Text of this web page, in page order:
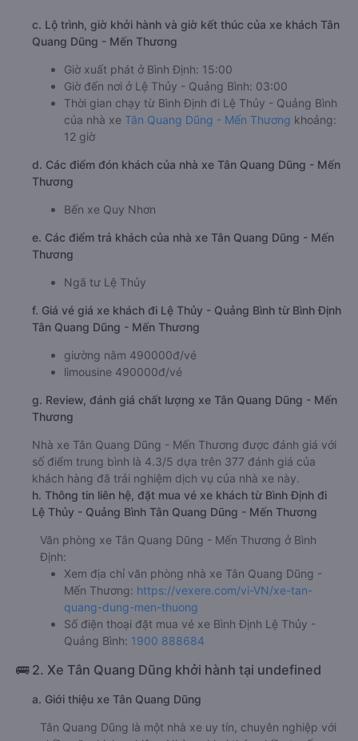
c. Lộ trình, giờ khởi hành và giờ kết thúc của xe khách Tân
Quang Dũng - Mến Thương
Giờ xuất phát ở Bình Định: 15:00
Giờ đến nơi ở Lệ Thủy - Quảng Bình: 03:00
Thời gian chạy từ Bình Định đi Lệ Thủy - Quảng Bình
của nhà xe Tân Quang Dũng - Mến Thương khoảng:
12 giờ
d. Các điểm đón khách của nhà xe Tân Quang Dũng - Mến
Thương
Bến xe Quy Nhơn
e. Các điểm trả khách của nhà xe Tân Quang Dũng - Mến
Thương
Ngã tư Lệ Thủy
f. Giá vé giá xe khách đi Lệ Thủy - Quảng Bình từ Bình Định
Tân Quang Dũng - Mến Thương
giường nằm 490000đ/vé
limousine 490000đ/vé
g. Review, đánh giá chất lượng xe Tân Quang Dũng - Mến
Thương
Nhà xe Tân Quang Dũng - Mến Thương được đánh giá với
số điểm trung bình là 4.3/5 dựa trên 377 đánh giá của
khách hàng đã trải nghiệm dịch vụ của nhà xe này.
h. Thông tin liên hệ, đặt mua vé xe khách từ Bình Định đi
Lệ Thủy - Quảng Bình Tân Quang Dũng - Mến Thương
Văn phòng xe Tân Quang Dũng - Mến Thương ở Bình
Định:
Xem địa chỉ văn phòng nhà xe Tân Quang Dũng -
Mến Thương: https://vexere.com/vi-VN/xe-tan-
quang-dung-men-thuong
Số điện thoại đặt mua vé xe Bình Định Lệ Thủy -
Quảng Bình: 1900 888684
🚌 2. Xe Tân Quang Dũng khởi hành tại undefined
a. Giới thiệu xe Tân Quang Dũng
Tân Quang Dũng là một nhà xe uy tín, chuyên nghiệp với